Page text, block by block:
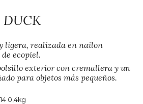
ligera, realizada en nailon
ecopiel.
exterior con cremallera y un
para objetos más pequeños.
0,4kg